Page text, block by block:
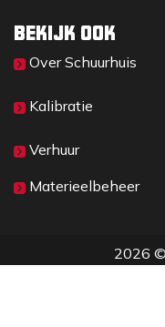
Bekijk ook
Over Sc​huurhuis
Kalibratie
Verhuur
Materieelbeheer
2026 ©